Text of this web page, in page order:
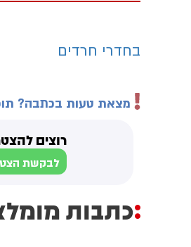
בחדרי חרדים
מצאת טעות בכתבה?
רוצים
לבקשת
כתבות